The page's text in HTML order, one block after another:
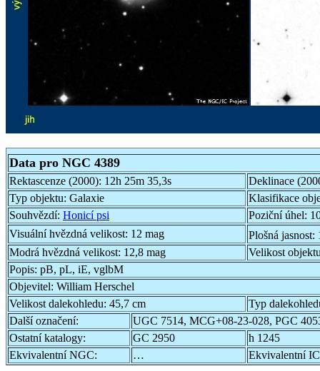
Data pro NGC 4389
Rektascenze (2000): 12h 25m 35,3s
Deklinace
Typ objektu: Galaxie
Klasifikace
Souhvězdí: Honicí psi Poziční úhel:
Visuální hvězdná velikost: 12 mag Plošná jasnost:
Modrá hvězdná velikost: 12,8 mag
Velikost
Popis: pB, pL, iE, vglbM
Objevitel: William Herschel
Velikost dalekohledu: 45,7 cm
Typ
Další označení:
UGC 7514, MCG+08-23-028, PGC
Ostatní katalogy:
GC 2950
h 1245
Ekvivalentní NGC:
…
Ekvivalentní